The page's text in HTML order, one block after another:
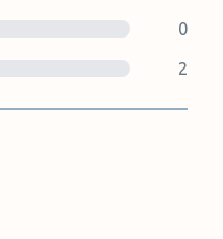
0
2